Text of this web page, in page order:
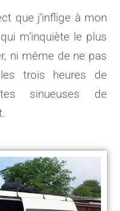
que j’inflige à mon
m’inquiète le plus
ni même de ne pas
trois heures de
sinueuses de